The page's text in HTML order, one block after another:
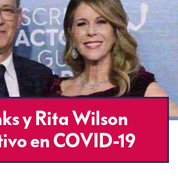
y Rita Wilson
en COVID-19